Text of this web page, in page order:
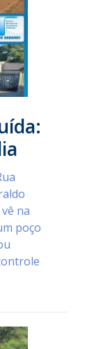
na
poço